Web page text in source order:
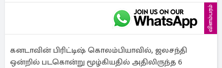
விளம்பரம்
கனடாவின் பிரிட்டிஷ் கொலம்பியாவில், ஜலசந்தி
ஒன்றில் படகொன்று மூழ்கியதில் அதிலிருந்த 6